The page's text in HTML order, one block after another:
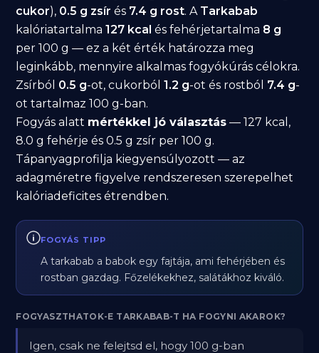
cukor), 0.5 g zsír és 7.4 g rost. A Tarkabab
kalóriatartalma127 kcal és fehérjetartalma 8 g
per 100 g — ez a két érték határozza meg
leginkább, mennyire alkalmas fogyókúrás célokra.
Zsírból 0.5 g-ot, cukorból1.2 g-ot és rostból 7.4 g-
ot tartalmaz 100 g-ban.
Fogyás alatt mértékkel jó választás — 127 kcal,
8.0 g fehérje és 0.5 g zsír per 100 g.
Tápanyagprofilja kiegyensúlyozott — az
adagméretre figyelve rendszeresen szerepelhet
kalóriadeficites étrendben.
FOGYÁS TIPP
A tarkabab a babok egy fajtája, ami fehérjében és
rostban gazdag. Főzelékekhez, salátákhoz kiváló.
FOGYASZTHATOK-E TARKABAB-T HA FOGYNI AKAROK?
Igen, csak ne felejtsd el, hogy 100 g-ban